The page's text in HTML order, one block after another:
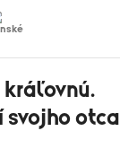
kráľovnú.
svojho otca